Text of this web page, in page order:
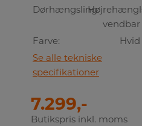
Dørhængsling:
vendbar
Farve:
Hvid
Se alle tekniske
specifikationer
7.299,-
Butikspris inkl. moms